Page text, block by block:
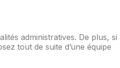
administratives. De plus, si
tout de suite d’une équipe